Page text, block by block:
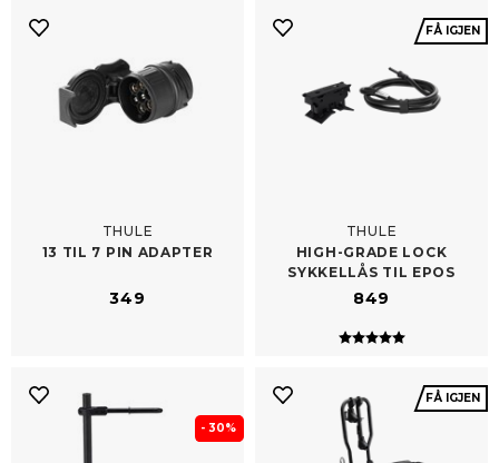
THULE
13 TIL 7 PIN ADAPTER
349
FÅ IGJEN
THULE
HIGH-​GRADE LOCK
SYKKELLÅS TIL EPOS
849
Karakter:
5.0 av 5
- 30%
FÅ IGJEN